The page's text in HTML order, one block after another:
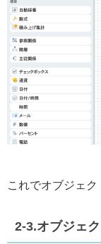
これでオブジェ
2-3.オブジェ